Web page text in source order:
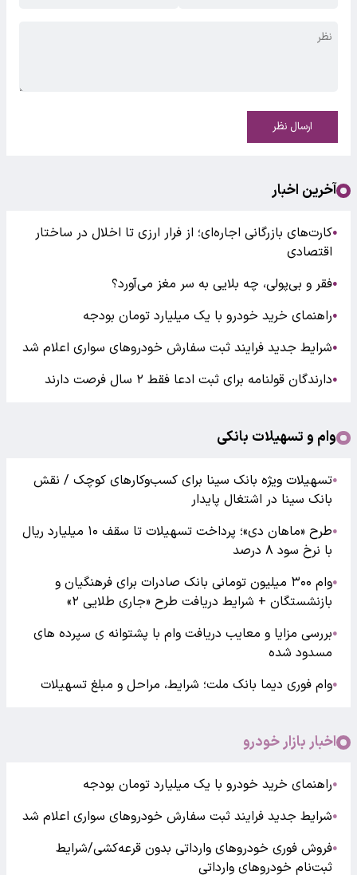
ارسال نظر
آخرین اخبار
●کارت‌های بازرگانی اجاره‌ای؛ از فرار ارزی تا اخلال در ساختار
اقتصادی
●فقر و بی‌پولی، چه بلایی به سر مغز می‌آورد؟
●راهنمای خرید خودرو با یک میلیارد تومان بودجه
●شرایط جدید فرایند ثبت سفارش خودروهای سواری اعلام شد
●دارندگان قولنامه برای ثبت ادعا فقط ۲ سال فرصت دارند
وام و تسهیلات بانکی
●تسهیلات ویژه بانک سینا برای کسب‌وکارهای کوچک / نقش
بانک سینا در اشتغال پایدار
●
طرح «ماهان دی»؛ پرداخت تسهیلات تا سقف ۱۰ میلیارد ریال
با نرخ سود ۸ درصد
●
وام ۳۰۰ میلیون تومانی بانک صادرات برای فرهنگیان و
بازنشستگان + شرایط دریافت طرح «جاری طلایی ۲»
●بررسی مزایا و معایب دریافت وام با پشتوانه ی سپرده های
مسدود شده
●وام فوری دیما بانک ملت؛ شرایط، مراحل و مبلغ تسهیلات
اخبار بازار خودرو
●راهنمای خرید خودرو با یک میلیارد تومان بودجه
●شرایط جدید فرایند ثبت سفارش خودروهای سواری اعلام شد
●فروش فوری خودروهای وارداتی بدون قرعه‌کشی/شرایط
ثبت‌نام خودروهای وارداتی